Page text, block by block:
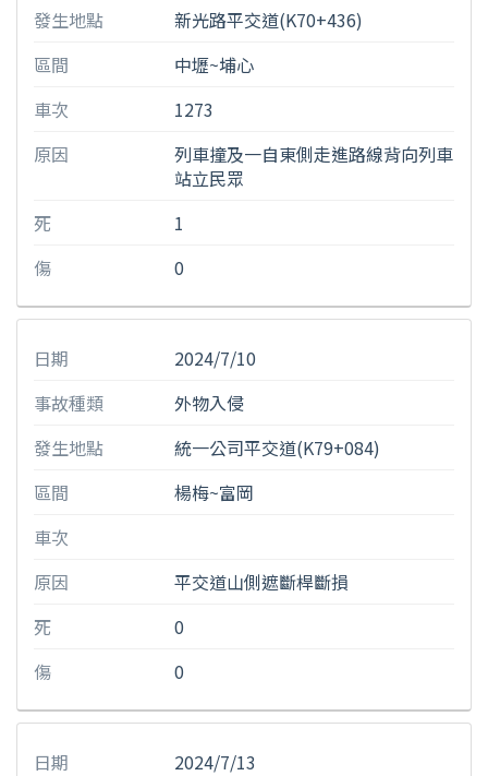
發生地點
新光路平交道(K70+436)
區間
中壢~埔心
車次
1273
原因
列車撞及一自東側走進路線背向列車
站立民眾
死
1
傷
0
日期
2024/7/10
事故種類
外物入侵
發生地點
統一公司平交道(K79+084)
區間
楊梅~富岡
車次
原因
平交道山側遮斷桿斷損
死
0
傷
0
日期
2024/7/13